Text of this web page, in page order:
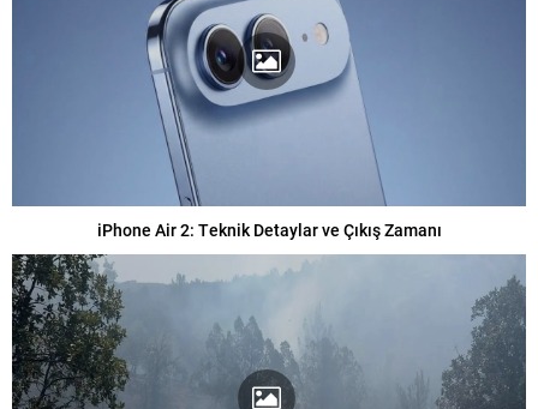
iPhone Air 2: Teknik Detaylar ve Çıkış Zamanı